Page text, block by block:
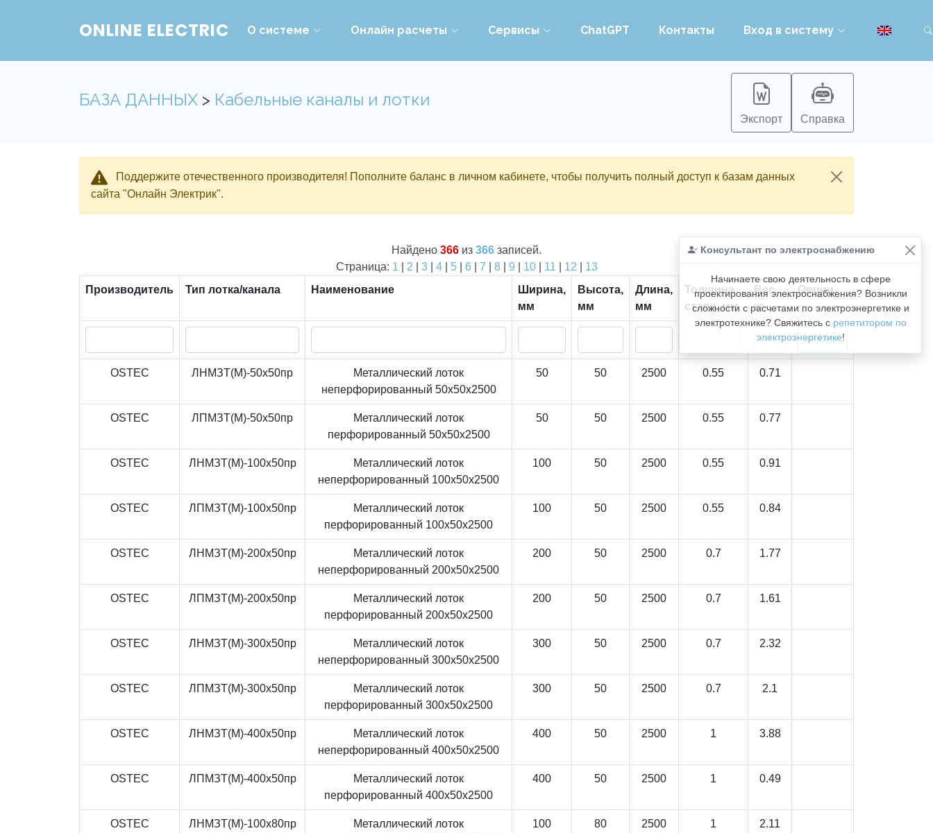
ONLINE ELECTRIC О системе Онлайн расчеты Сервисы ChatGPT Контакты Вход в систему
БАЗА ДАННЫХ > Кабельные каналы и лотки
Экспорт Справка
Поддержите отечественного производителя! Пополните баланс в личном кабинете, чтобы получить полный доступ к базам данных
сайта "Онлайн Электрик".
Консультант по электроснабжению
Начинаете свою деятельность в сфере
проектирования электроснабжения? Возникли
сложности с расчетами по электроэнергетике и
электротехнике? Свяжитесь с репетитором по
электроэнергетике!
Найдено 366 из 366 записей.
Страница: 1 2 3| 4| 5| 6 7 8| 9 10| 11 12
13
Производитель
Тип лотка/канала Наименование
Ширина,
мм
Высота,
мм
Длина,
мм
Толщина
стали, мм
Вес,
кг
Опции
OSTEC ЛНМЗТ(М)-50x50пр
Металлический лоток
неперфорированный 50x50x2500
50 50 2500 0.55 0.71
OSTEC ЛПМЗТ(М)-50x50пр
Металлический лоток
перфорированный 50x50x2500
50 50 2500 0.55 0.77
OSTEC ЛНМЗТ(М)-100x50пр
Металлический лоток
неперфорированный 100x50x2500
100 50 2500 0.55 0.91
OSTEC ЛПМЗТ(М)-100x50пр
Металлический лоток
перфорированный 100x50x2500
100 50 2500 0.55 0.84
OSTEC ЛНМЗТ(М)-200x50пр
Металлический лоток
неперфорированный 200x50x2500
200 50 2500 0.7 1.77
OSTEC ЛПМЗТ(М)-200x50пр
Металлический лоток
перфорированный 200x50x2500
200 50 2500 0.7 1.61
OSTEC ЛНМЗТ(М)-300x50пр
Металлический лоток
неперфорированный 300x50x2500
300 50 2500 0.7 2.32
OSTEC ЛПМЗТ(М)-300x50пр
Металлический лоток
перфорированный 300x50x2500
300 50 2500 0.7 2.1
OSTEC ЛНМЗТ(М)-400x50пр
Металлический лоток
неперфорированный 400x50x2500
400 50 2500 1 3.88
OSTEC ЛПМЗТ(М)-400x50пр
Металлический лоток
перфорированный 400x50x2500
400 50 2500 1 0.49
OSTEC ЛНМЗТ(М)-100x80пр
Металлический лоток
100 80 2500 1 2.11